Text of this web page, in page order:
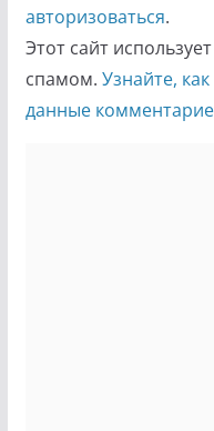
авторизоваться.
Этот сайт
спамом. Узнайте,
данные